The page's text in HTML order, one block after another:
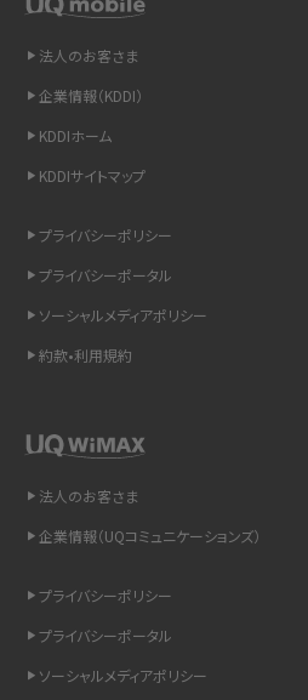
非通知設定とは？184で電話をかける方法や
スマホのウィジェットとは？iPhone・Android
リプライ機能とは？LINE、X（旧Twitter）、
インスタのDMの送り方は？便利機能の使い
Bluetooth®とは？Wi-Fiとの違いやスマホ・PC
「iPhoneを探す」の使い方と設定方法を紹介！
紹介
法人のお客さま
企業情報（KDDI）
KDDIホーム
KDDIサイトマップ
プライバシーポリシー
プライバシーポータル
ソーシャルメディアポリシー
約款•利用規約
法人のお客さま
企業情報（UQコミュニケーションズ）
プライバシーポリシー
プライバシーポータル
ソーシャルメディアポリシー